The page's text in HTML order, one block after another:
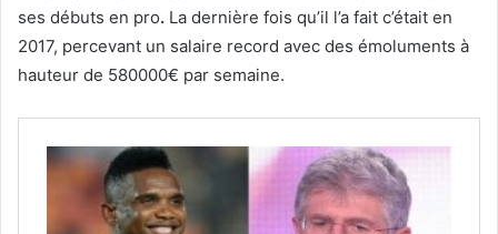
ses débuts en pro. La dernière fois qu’il l’a fait c’était en
2017, percevant un salaire record avec des émoluments à
hauteur de 580000€ par semaine.